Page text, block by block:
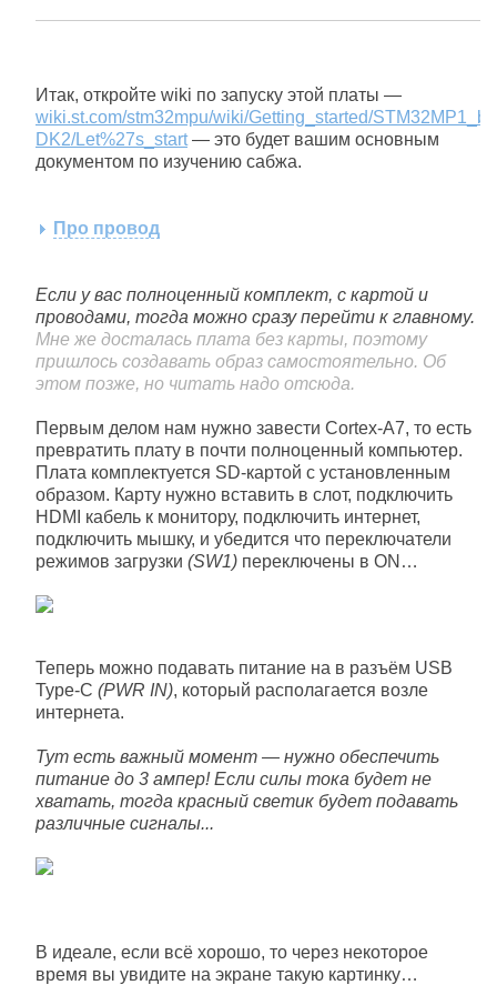
Итак, откройте wiki по запуску этой платы —
wiki.st.com/stm32mpu/wiki/Getting_started/
DK2/Let%27s_start— это будет вашим основным
документом по изучению сабжа.
Про провод
Если у вас полноценный комплект, с картой и
проводами, тогда можно сразу перейти к главному.
Мне же досталась плата без карты, поэтому
пришлось создавать образ самостоятельно. Об
этом позже, но читать надо отсюда.
Первым делом нам нужно завести Cortex-A7, то есть
превратить плату в почти полноценный компьютер.
Плата комплектуется SD-картой с установленным
образом. Карту нужно вставить в слот, подключить
HDMI кабель к монитору, подключить интернет,
подключить мышку, и убедится что переключатели
режимов загрузки (SW1) переключены в ON…
Теперь можно подавать питание на в разъём USB
Type-C (PWR IN), который располагается возле
интернета.
Тут есть важный момент — нужно обеспечить
питание до 3 ампер! Если силы тока будет не
хватать, тогда красный светик будет подавать
различные сигналы...
В идеале, если всё хорошо, то через некоторое
время вы увидите на экране такую картинку…